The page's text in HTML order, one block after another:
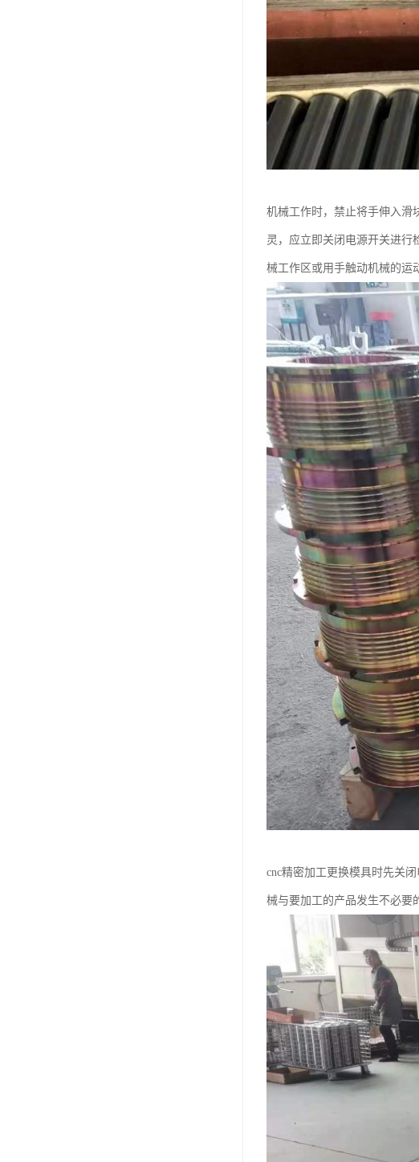
机械工作时，禁止将手伸入滑
灵，应立即关闭电源开关进行
械工作区或用手触动机械的运
cnc精密加工更换模具时先关
械与要加工的产品发生不必要